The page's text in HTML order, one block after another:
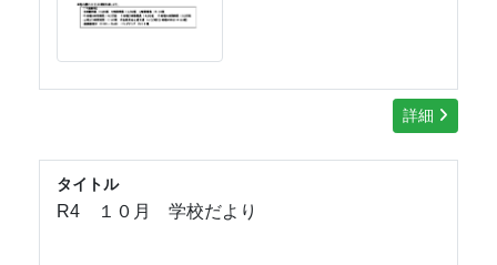
詳細
タイトル
R4 １０月 学校だより